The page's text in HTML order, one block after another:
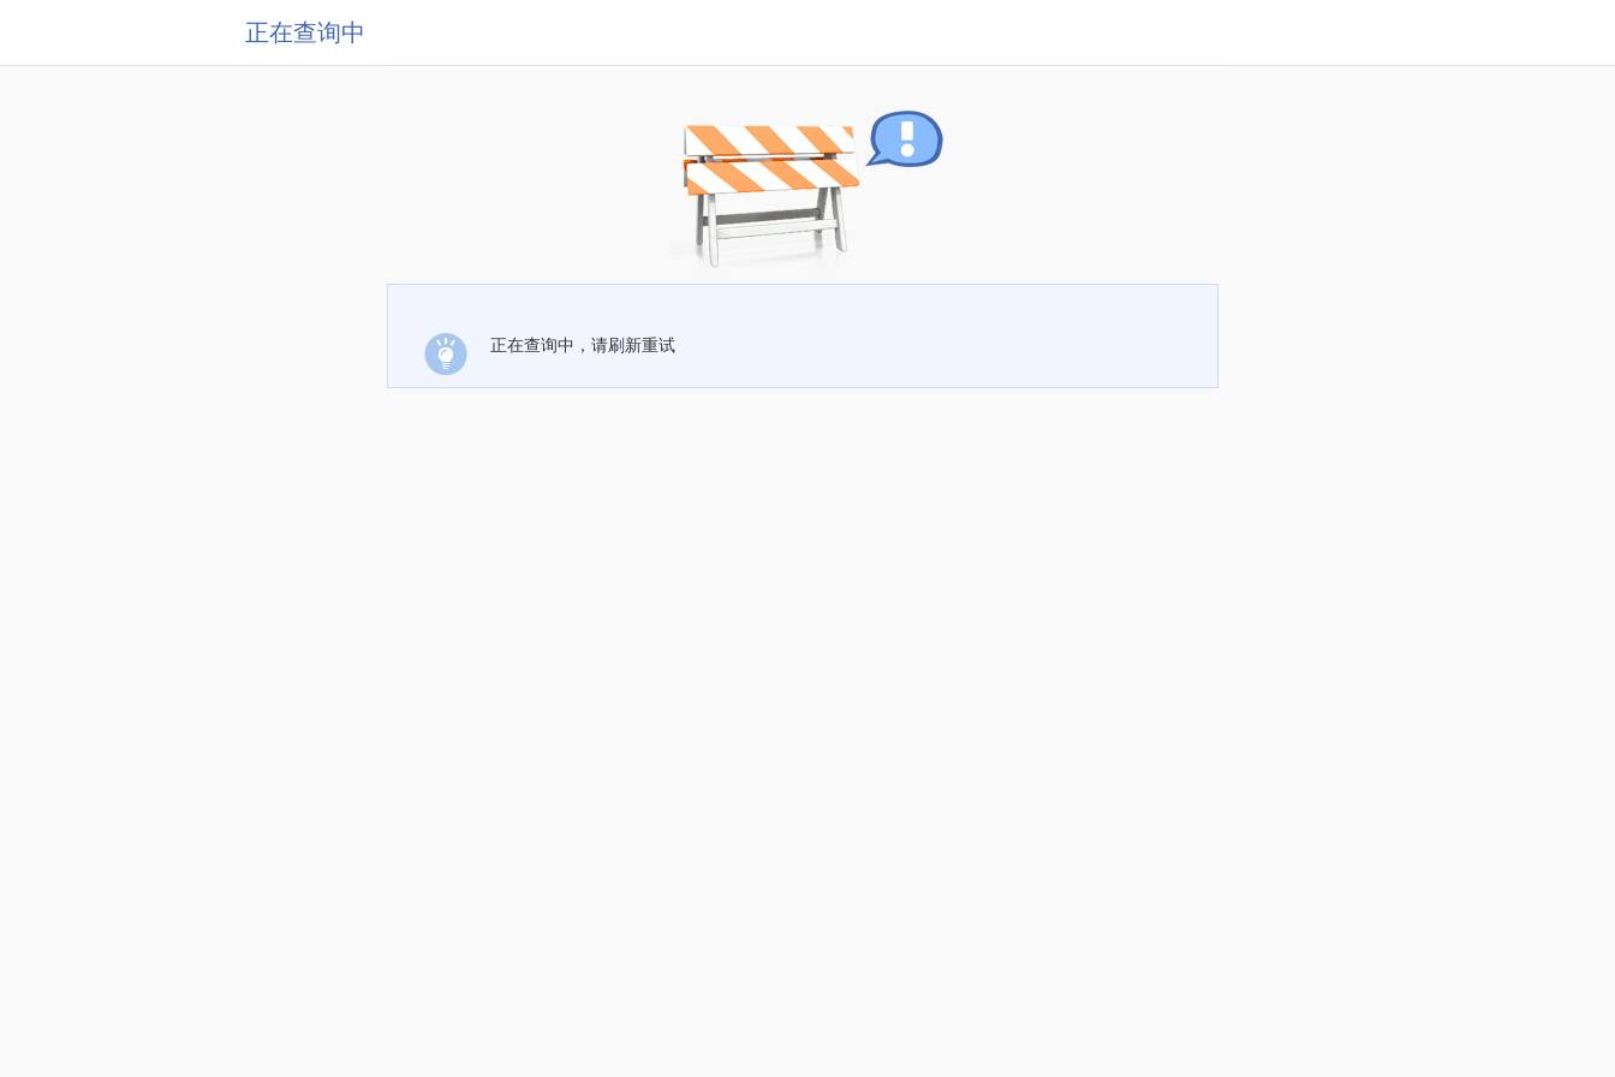
正在查询中
正在查询中，请刷新重试